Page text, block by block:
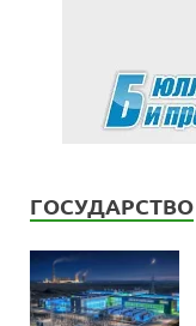
ГОСУДАРСТВО